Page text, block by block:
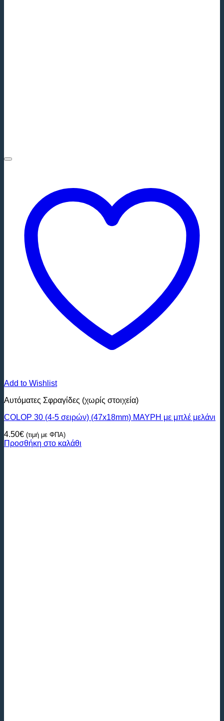
Add to Wishlist
Αυτόματες Σφραγίδες (χωρίς στοιχεία)
COLOP 30 (4-5 σειρών) (47x18mm) ΜΑΥΡΗ με μπλέ μελάνι
4.50€ (τιμή με ΦΠΑ)
Προσθήκη στο καλάθι